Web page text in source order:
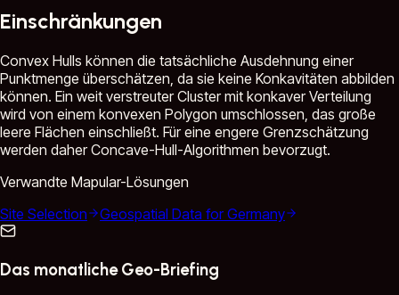
Einschränkungen
Convex Hulls können die tatsächliche Ausdehnung einer
Punktmenge überschätzen, da sie keine Konkavitäten abbilden
können. Ein weit verstreuter Cluster mit konkaver Verteilung
wird von einem konvexen Polygon umschlossen, das große
leere Flächen einschließt. Für eine engere Grenzschätzung
werden daher Concave-Hull-Algorithmen bevorzugt.
Verwandte Mapular-Lösungen
Site Selection
Geospatial Data for Germany
Das monatliche Geo-Briefing